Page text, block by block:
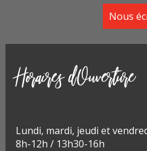
Nous
Horaires d'Ouverture
Lundi, mardi, jeudi et
8h-12h / 13h30-16h